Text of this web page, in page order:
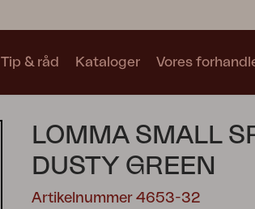
Katalog
Tip & råd Kataloger Vores
LOMMA SMALL
DUSTY GREEN
Artikelnummer 4653-32